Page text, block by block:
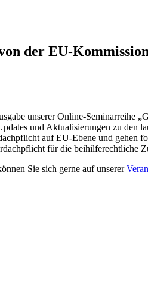
der EU-
unserer Online-Seminarreihe
und Aktualisierungen zu den
auf EU-Ebene und gehen
für die
Sie sich gerne auf unserer